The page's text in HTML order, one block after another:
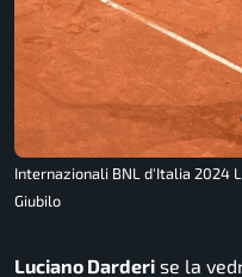
Internazionali BNL d'Italia 2024
Giubilo
Luciano Darderi se la